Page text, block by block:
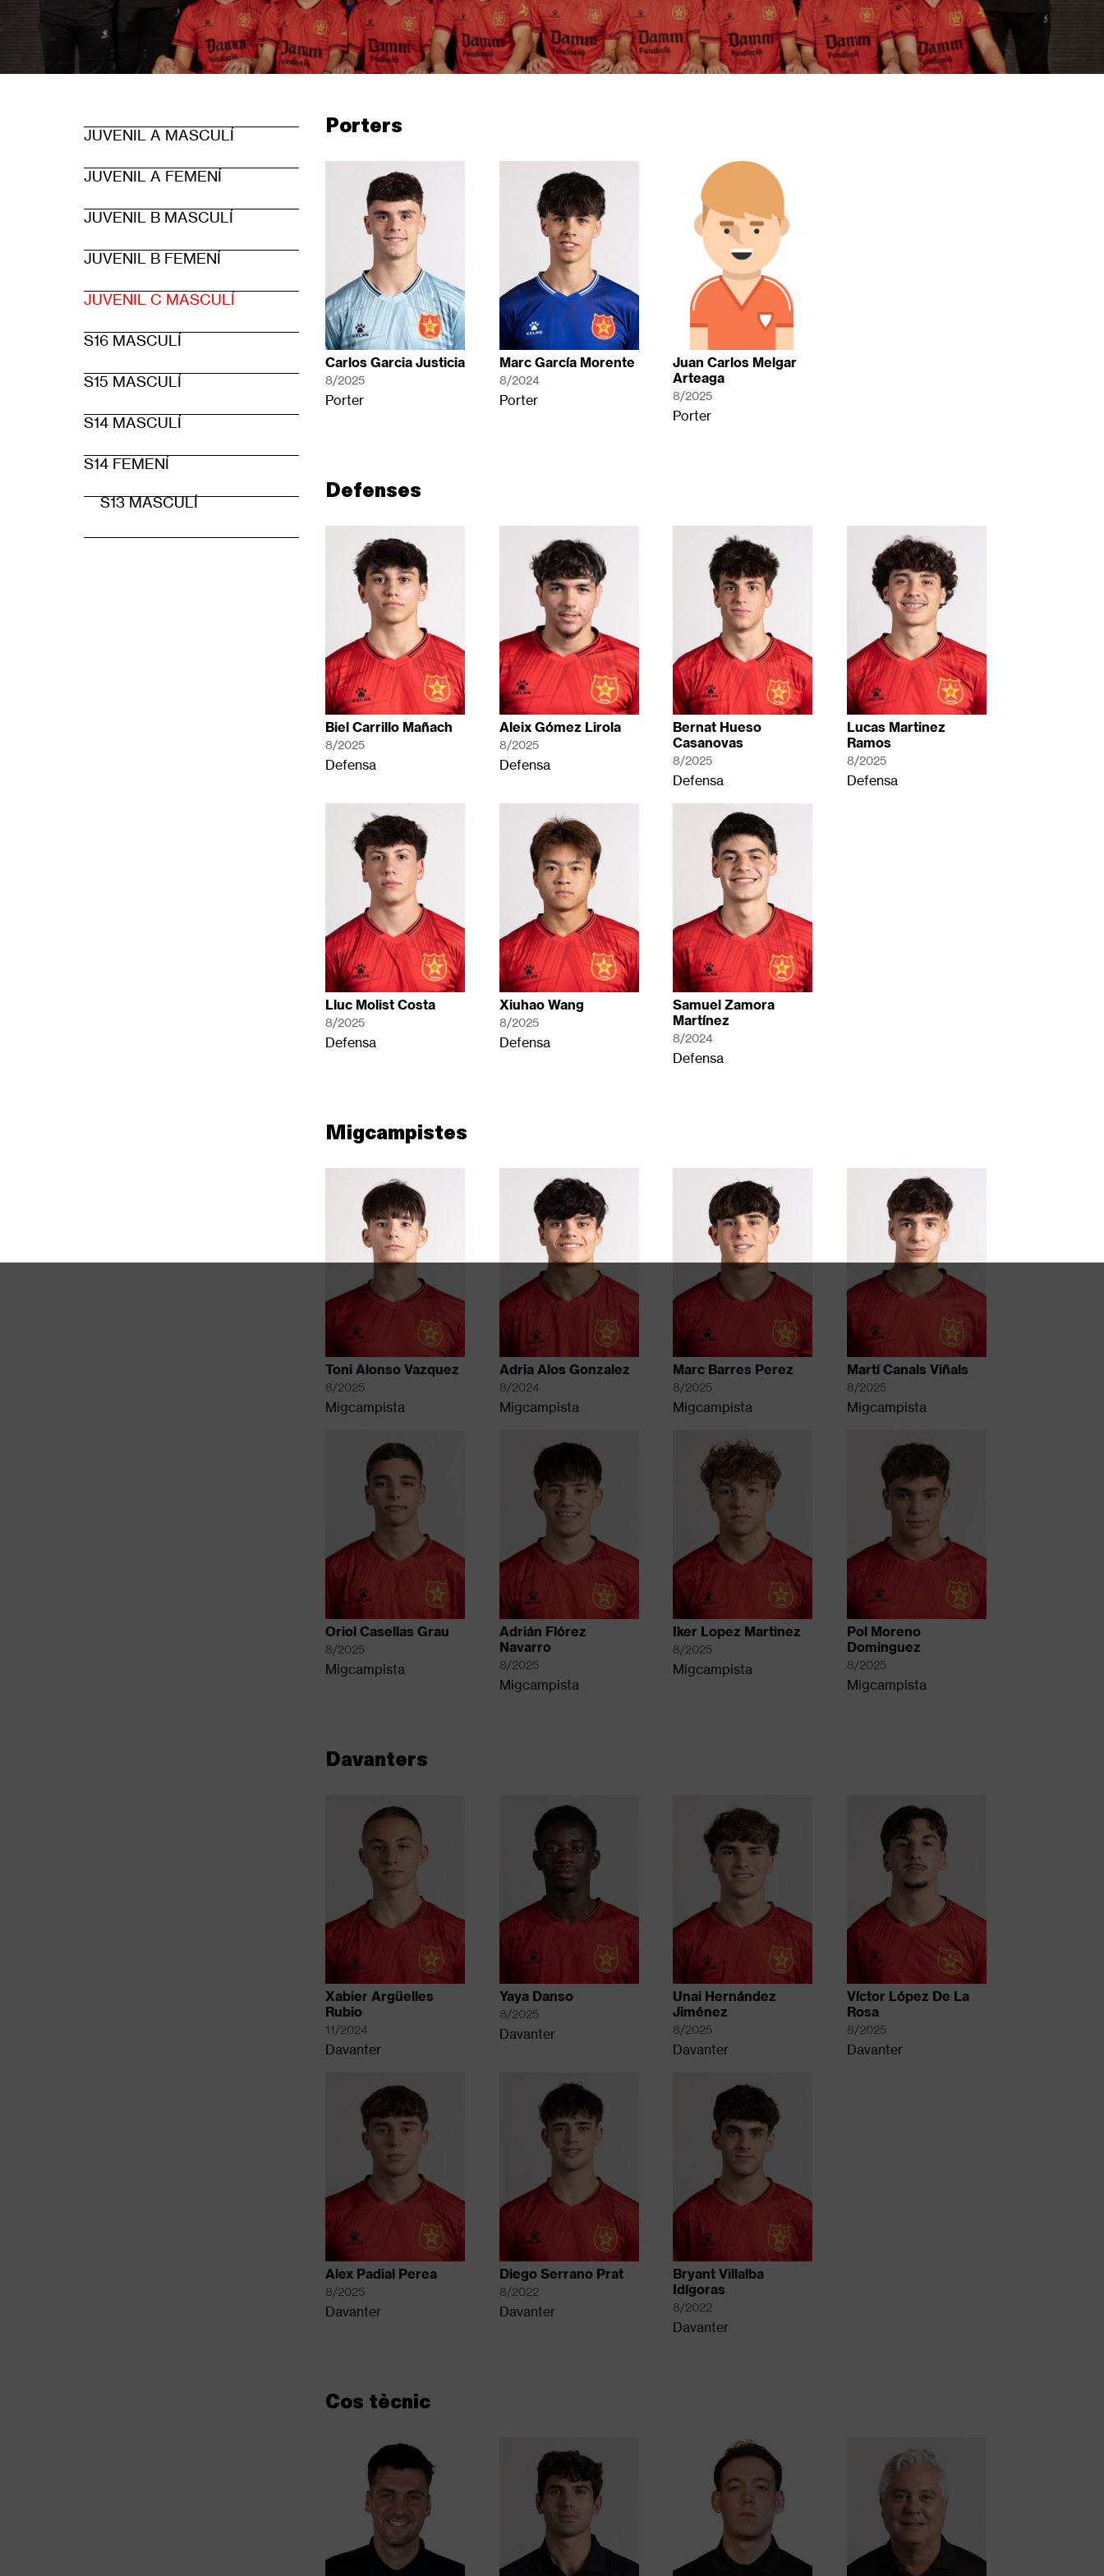
Level
3
main
menu
items
JUVENIL A MASCULÍ
JUVENIL A FEMENÍ
JUVENIL B MASCULÍ
JUVENIL B FEMENÍ
JUVENIL C MASCULÍ
S16 MASCULÍ
S15 MASCULÍ
S14 MASCULÍ
S14 FEMENÍ
S13 MASCULÍ
Porters
Carlos Garcia Justicia
8/2025
Porter
Marc García Morente
8/2024
Porter
Juan Carlos Melgar
Arteaga
8/2025
Porter
Defenses
Biel Carrillo Mañach
8/2025
Defensa
Aleix Gómez Lirola
8/2025
Defensa
Bernat Hueso
Casanovas
8/2025
Defensa
Lucas Martinez
Ramos
8/2025
Defensa
Lluc Molist Costa
8/2025
Defensa
Xiuhao Wang
8/2025
Defensa
Samuel Zamora
Martínez
8/2024
Defensa
Migcampistes
Toni Alonso Vazquez
8/2025
Migcampista
Adria Alos Gonzalez
8/2024
Migcampista
Marc Barres Perez
8/2025
Migcampista
Martí Canals Viñals
8/2025
Migcampista
Oriol Casellas Grau
8/2025
Migcampista
Adrián Flórez
Navarro
8/2025
Migcampista
Iker Lopez Martinez
8/2025
Migcampista
Pol Moreno
Dominguez
8/2025
Migcampista
Davanters
Xabier Argüelles
Rubio
11/2024
Davanter
Yaya Danso
8/2025
Davanter
Unai Hernández
Jiménez
8/2025
Davanter
Víctor López De La
Rosa
8/2025
Davanter
Alex Padial Perea
8/2025
Davanter
Diego Serrano Prat
8/2022
Davanter
Bryant Villalba
Idígoras
8/2022
Davanter
Cos tècnic